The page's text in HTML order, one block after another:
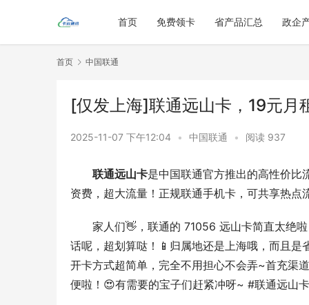
首页 免费领卡 省产品汇总 政企
首页 中国联通
[仅发上海]联通远山卡，19元
2025-11-07 下午12:04 • 中国联通 • 阅读 937
联通远山卡是中国联通官方推出的高性价比
资费，超大流量！正规联通手机卡，可共享热
家人们👋，联通的 71056 远山卡简直太绝
话呢，超划算哒！📱归属地还是上海哦，而且
开卡方式超简单，完全不用担心不会弄~首充渠
便啦！😍有需要的宝子们赶紧冲呀~ #联通远山